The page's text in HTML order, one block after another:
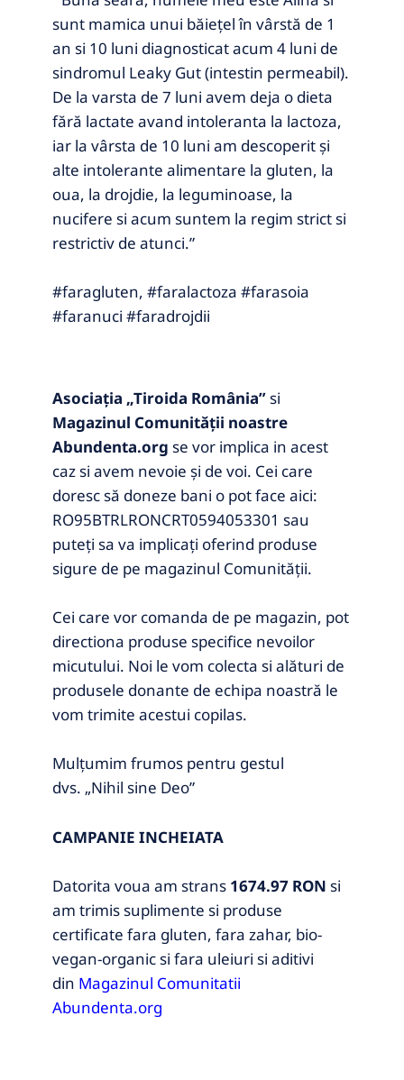
sunt mamica unui băiețel în vârstă de 1
an si 10 luni diagnosticat acum 4 luni de
sindromul Leaky Gut (intestin permeabil).
De la varsta de 7 luni avem deja o dieta
fără lactate avand intoleranta la lactoza,
iar la vârsta de 10 luni am descoperit și
alte intolerante alimentare la gluten, la
oua, la drojdie, la leguminoase, la
nucifere si acum suntem la regim strict si
restrictiv de atunci.”
#faragluten, #faralactoza #farasoia
#faranuci #faradrojdii
Asociația „Tiroida România” si
Magazinul Comunității noastre
Abundenta.org se vor implica in acest
caz si avem nevoie și de voi. Cei care
doresc să doneze bani o pot face aici:
RO95BTRLRONCRT0594053301 sau
puteți sa va implicați oferind produse
sigure de pe magazinul Comunității.
Cei care vor comanda de pe magazin, pot
directiona produse specifice nevoilor
micutului. Noi le vom colecta si alături de
produsele donante de echipa noastră le
vom trimite acestui copilas.
Mulțumim frumos pentru gestul
dvs. „Nihil sine Deo”
CAMPANIE INCHEIATA
Datorita voua am strans 1674.97 RON si
am trimis suplimente si produse
certificate fara gluten, fara zahar, bio-
vegan-organic si fara uleiuri si aditivi
din Magazinul Comunitatii
Abundenta.org